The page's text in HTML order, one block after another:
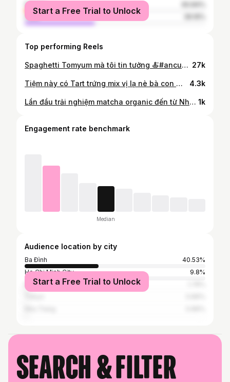
female
male
Start a Free Trial to Unlock
Top performing Reels
Spaghetti Tomyum mà tôi tin tưởng 🍝#ancungtiktok #vàobếpmỗingày #spaghetti #tomyum 27k
Tiệm này có Tart trứng mix vị lạ nè bà con 🤭#meilyreview #moncouer #banhngot #ancungtiktok 4.3k
Lần đầu trải nghiệm matcha organic đến từ Nhật Bản 📍The Matcha Tokyo. #meilyreview #matcha #matchaorganic #thematchatokyo 1k
Engagement rate benchmark
Median
Audience location by city
Ba Đình
40.53%
Ho Chi Minh City
9.8%
Đà Nẵng
Start a Free Trial to Unlock
Search & filter